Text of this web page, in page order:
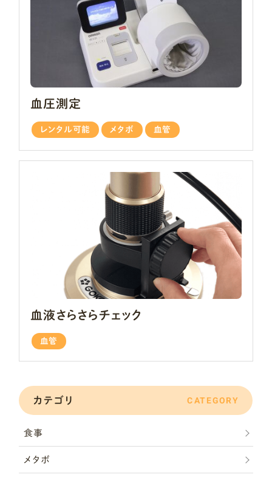
血圧測定
レンタル可能 メタボ 血管
血液さらさらチェック
血管
カテゴリ CATEGORY
食事
メタボ